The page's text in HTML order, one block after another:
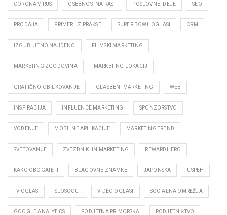
CORONA VIRUS OSEBNOSTNA RAST POSLOVNE IDEJE SEO
PRODAJA PRIMERI IZ PRAKSE SUPER BOWL OGLASI CRM
IZGUBLJENO NAJDENO FILMSKI MARKETING
MARKETING ZGODOVINA MARKETING LOKACIJ
GRAFIČNO OBILKOVANJE GLASBENI MARKETING WEB
INSPIRACIJA INFLUENCE MARKETING SPONZORSTVO
VODENJE MOBILNE APLIKACIJE MARKETING TREND
SVETOVANJE ZVEZDNIKI IN MARKETING REWARDHERO
KAKO OBOGATETI BLAGOVNE ZNAMKE JAPONSKA USPEH
TV OGLAS SLOSCOUT VIDEO OGLASI SOCIALNA OMREŽJA
GOOGLE ANALYTICS PODJETNA PRIMORSKA PODJETNIŠTVO